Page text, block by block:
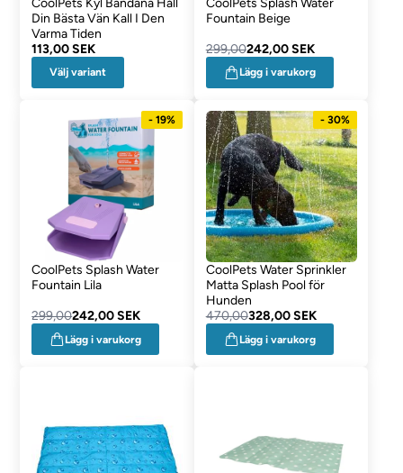
Din Bästa Vän Kall I Den
Varma Tiden
113,00 SEK
Välj variant
Fountain Beige
299,00242,00 SEK
Lägg i varukorg
- 19%
CoolPets Splash Water
Fountain Lila
299,00242,00 SEK
Lägg i varukorg
- 30%
CoolPets Water Sprinkler
Matta Splash Pool för
Hunden
470,00328,00 SEK
Lägg i varukorg